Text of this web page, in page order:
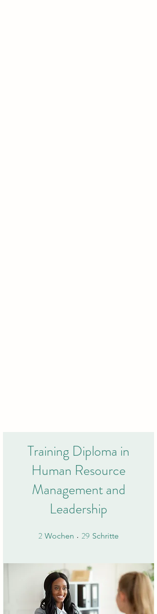
Training Diploma in
Human Resource
Management and
Leadership
2 Wochen 2 Wochen
29 Schritte